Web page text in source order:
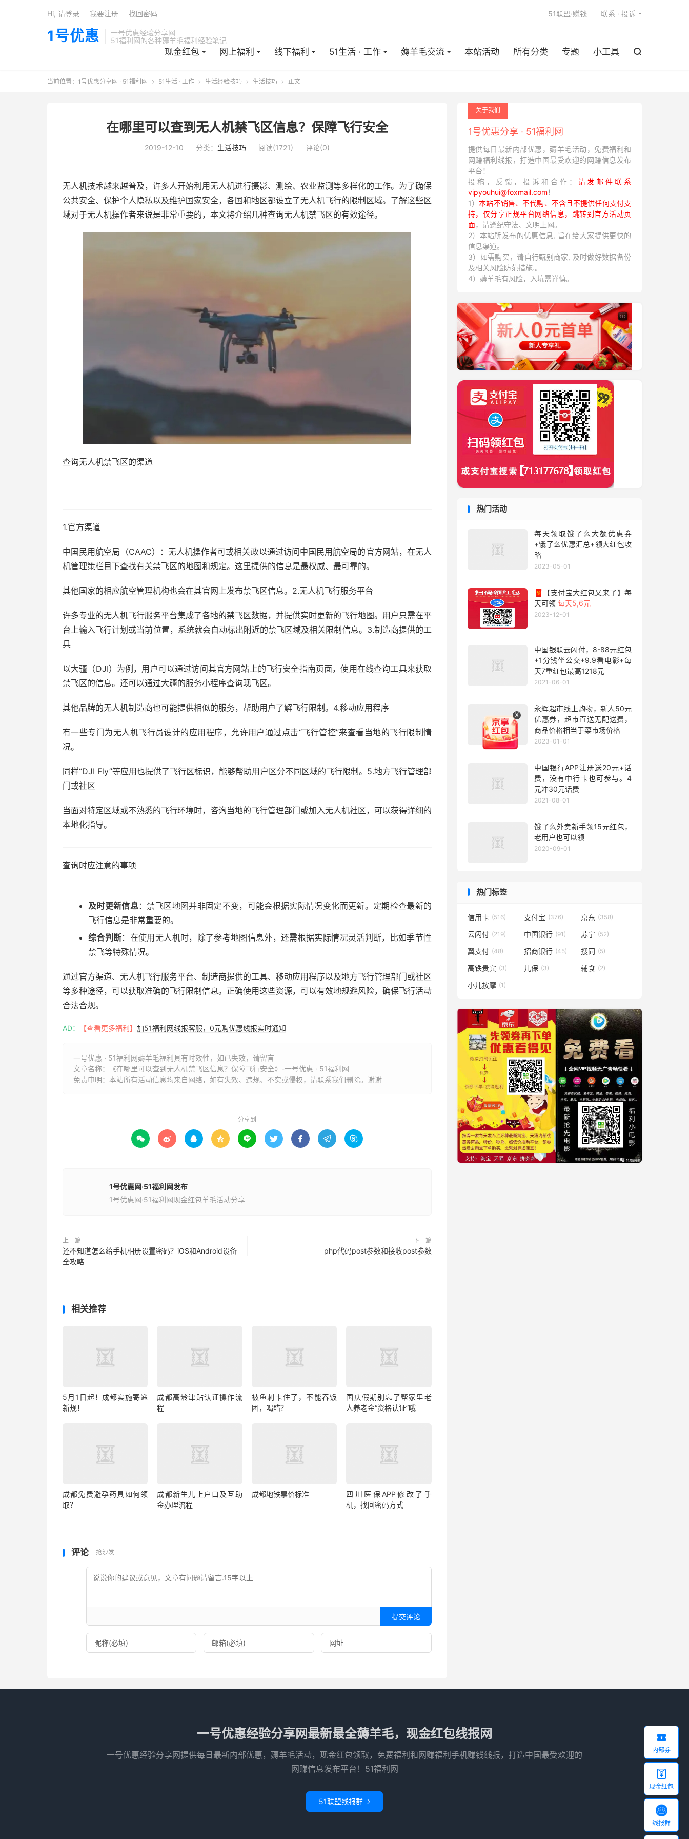
1号优惠
一号优惠经验分享网
51福利网的各种薅羊毛福利经验笔记
现金红包 网上福利 线下福利 51生活 · 工作 薅羊毛交流 本站活动 所有分类 专题 小工具 
51联盟·赚钱 联系 · 投诉
Hi, 请登录 我要注册 找回密码
当前位置： 1号优惠分享网 · 51福利网  51生活 · 工作  生活经验技巧  生活技巧  正文
在哪里可以查到无人机禁飞区信息？保障飞行安全
2019-12-10 分类： 生活技巧 阅读(1721) 评论(0)
无人机技术越来越普及，许多人开始利用无人机进行摄影、测绘、农业监测等多样化的工作。为了确保
公共安全、保护个人隐私以及维护国家安全，各国和地区都设立了无人机飞行的限制区域。了解这些区
域对于无人机操作者来说是非常重要的，本文将介绍几种查询无人机禁飞区的有效途径。
查询无人机禁飞区的渠道
1.官方渠道
中国民用航空局（CAAC）：无人机操作者可或相关政以通过访问中国民用航空局的官方网站，在无人
机管理策栏目下查找有关禁飞区的地图和规定。这里提供的信息是最权威、最可靠的。
其他国家的相应航空管理机构也会在其官网上发布禁飞区信息。2.无人机飞行服务平台
许多专业的无人机飞行服务平台集成了各地的禁飞区数据，并提供实时更新的飞行地图。用户只需在平
台上输入飞行计划或当前位置，系统就会自动标出附近的禁飞区域及相关限制信息。3.制造商提供的工
具
以大疆（DJI）为例，用户可以通过访问其官方网站上的飞行安全指南页面，使用在线查询工具来获取
禁飞区的信息。还可以通过大疆的服务小程序查询现飞区。
其他品牌的无人机制造商也可能提供相似的服务，帮助用户了解飞行限制。4.移动应用程序
有一些专门为无人机飞行员设计的应用程序，允许用户通过点击“飞行管控”来查看当地的飞行限制情
况。
同样“DJI Fly”等应用也提供了飞行区标识，能够帮助用户区分不同区域的飞行限制。5.地方飞行管理部
门或社区
当面对特定区域或不熟悉的飞行环境时，咨询当地的飞行管理部门或加入无人机社区，可以获得详细的
本地化指导。
查询时应注意的事项
及时更新信息：禁飞区地图并非固定不变，可能会根据实际情况变化而更新。定期检查最新的
飞行信息是非常重要的。
综合判断：在使用无人机时，除了参考地图信息外，还需根据实际情况灵活判断，比如季节性
禁飞等特殊情况。
通过官方渠道、无人机飞行服务平台、制造商提供的工具、移动应用程序以及地方飞行管理部门或社区
等多种途径，可以获取准确的飞行限制信息。正确使用这些资源，可以有效地规避风险，确保飞行活动
合法合规。
AD： 【查看更多福利】 加51福利网线报客服，0元购优惠线报实时通知
一号优惠 · 51福利网薅羊毛福利具有时效性，如已失效，请留言
文章名称：
《在哪里可以查到无人机禁飞区信息？保障飞行安全》-一号优惠 · 51福利网
免责申明：本站所有活动信息均来自网络，如有失效、违规、不实或侵权，请联系我们删除。谢谢
分享到
        
1号优惠网·51福利网发布
1号优惠网·51福利网现金红包羊毛活动分享
上一篇
还不知道怎么给手机相册设置密码？iOS和Android设备
全攻略
下一篇
php代码post参数和接收post参数
相关推荐
5月1日起！成都实施寄递
新规！
成都高龄津贴认证操作流
程
被鱼刺卡住了，不能吞饭
团，喝醋？
国庆假期别忘了帮家里老
人养老金“资格认证”哦
成都免费避孕药具如何领
取？
成都新生儿上户口及互助
金办理流程
成都地铁票价标准
四川医保APP修改了手
机，找回密码方式
评论 抢沙发
提交评论
关于我们
1号优惠分享 · 51福利网
提供每日最新内部优惠，薅羊毛活动，免费福利和
网赚福利线报，打造中国最受欢迎的网赚信息发布
平台！
投稿，反馈，投诉和合作： 请发邮件联系
vipyouhui@foxmail.com！
1）本站不销售、不代购、不含且不提供任何支付支
持，仅分享正规平台网络信息，跳转到官方活动页
面，请遵纪守法、文明上网。
2）本站所发布的优惠信息, 旨在给大家提供更快的
信息渠道。
3）如需购买，请自行甄别商家, 及时做好数据备份
及相关风险防范措施.。
4）薅羊毛有风险，入坑需谨慎。
热门活动
每天领取饿了么大额优惠券
+饿了么优惠汇总+领大红包攻
略
2023-05-01
🧧【支付宝大红包又来了】每
天可领 每天5,6元
2023-12-01
中国银联云闪付，8-88元红包
+1分钱坐公交+9.9看电影+每
天7重红包最高1218元
2021-06-01
永辉超市线上购物，新人50元
优惠券，超市直送无配送费，
商品价格相当于菜市场价格
2023-01-01
中国银行APP注册送20元+话
费，没有中行卡也可参与。4
元冲30元话费
2021-08-01
饿了么外卖新手领15元红包，
老用户也可以领
2020-09-01
热门标签
信用卡 (516) 支付宝 (376) 京东 (358)
云闪付 (219) 中国银行 (91) 苏宁 (52)
翼支付 (48) 招商银行 (45) 搜同 (5)
高铁贵宾 (3) 儿保 (3) 辅食 (2)
小儿按摩 (1)
一号优惠经验分享网最新最全薅羊毛，现金红包线报网
一号优惠经验分享网提供每日最新内部优惠，薅羊毛活动，现金红包领取，免费福利和网赚福利手机赚钱线报，打造中国最受欢迎的
网赚信息发布平台！51福利网
51联盟线报群 
X

内部券

现金红包

线报群